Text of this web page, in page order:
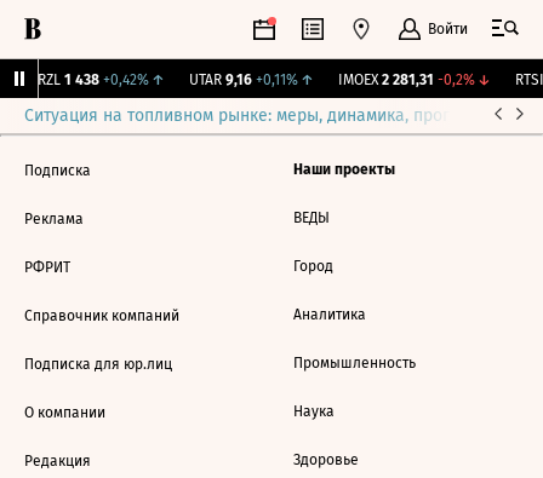
Войти
BRZL 1 438 +0,42%↑ UTAR 9,16 +0,11%↑ IMOEX 2 281,31 -0,2%↓ RTSI
Ситуация на топливном рынке: меры, динамика, прогнозы
Подписка
Реклама
РФРИТ
Справочник компаний
Подписка для юр.лиц
О компании
Редакция
Наши проекты
ВЕДЫ
Город
Аналитика
Промышленность
Наука
Здоровье